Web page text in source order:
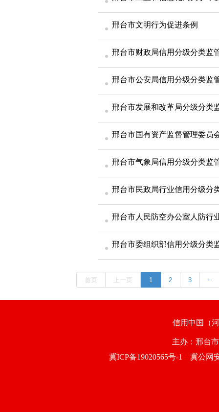
邢台市文明行为促进条例
邢台市财政局信用分级分类监
邢台市公安局信用分级分类监
邢台市发展和改革局分级分类
邢台市国有资产监督管理委员
邢台市气象局信用分级分类监
邢台市民政局行业信用分级分
邢台市人民防空办公室人防行
邢台市委组织部信用分级分类
首页 上一页 1 2 3 ┄
信用中国（
主办：邢
冀ICP备19020565号-1
冀公网